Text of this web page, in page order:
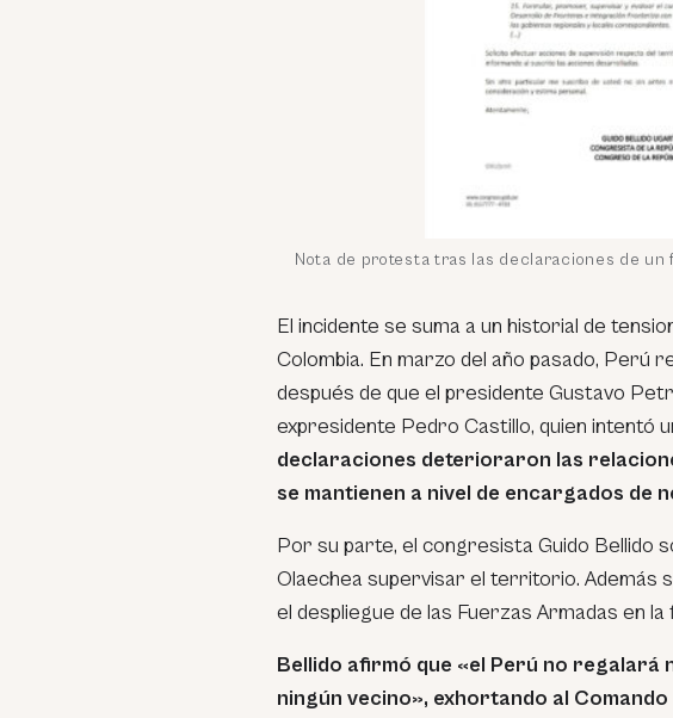
Nota de protesta tras las declaraciones de
El incidente se suma a un historial de
Colombia. En marzo del año pasado, Perú
después de que el presidente Gustavo
expresidente Pedro Castillo, quien intentó
declaraciones deterioraron las
se mantienen a nivel de encargados de
Por su parte, el congresista Guido Bellido
Olaechea supervisar el territorio. Además
el despliegue de las Fuerzas Armadas en
Bellido afirmó que «el Perú no
ningún vecino», exhortando al